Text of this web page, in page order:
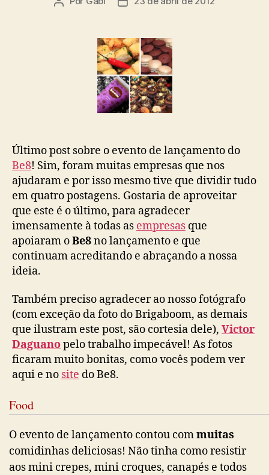
Último post sobre o evento de lançamento do
Be8! Sim, foram muitas empresas que nos
ajudaram e por isso mesmo tive que dividir tudo
em quatro postagens. Gostaria de aproveitar
que este é o último, para agradecer
imensamente à todas as empresas que
apoiaram oBe8no lançamento e que
continuam acreditando e abraçando a nossa
ideia.
Também preciso agradecer ao nosso fotógrafo
(com exceção da foto do Brigaboom, as demais
que ilustram este post, são cortesia dele), Victor
Daguanopelo trabalho impecável! As fotos
ficaram muito bonitas, como vocês podem ver
aqui e no site do Be8.
Food
O evento de lançamento contou commuitas
comidinhas deliciosas! Não tinha como resistir
aos mini crepes, mini croques, canapés e todos